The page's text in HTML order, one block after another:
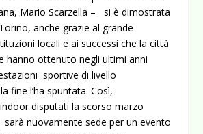
Mario Scarzella – si è dimostrata
anche grazie al grande
locali e ai successi che la città
hanno ottenuto negli ultimi anni
sportive di livello
fine l’ha spuntata. Così,
disputati la scorso marzo
sarà nuovamente sede per un evento